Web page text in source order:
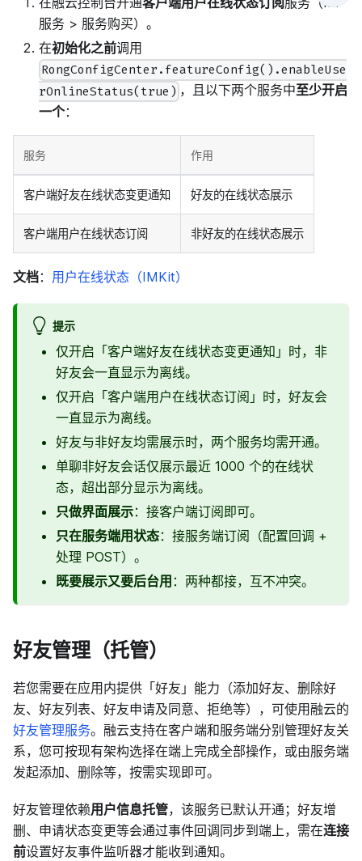
服务 > 服务购买）。
在初始化之前调用
RongConfigCenter.featureConfig().enableUse
rOnlineStatus(true) ，且以下两个服务中至少开启
一个：
服务 作用
客户端好友在线状态变更通知 好友的在线状态展示
客户端用户在线状态订阅 非好友的在线状态展示
文档： 用户在线状态（IMKit）
提示
仅开启「客户端好友在线状态变更通知」时，非
好友会一直显示为离线。
仅开启「客户端用户在线状态订阅」时，好友会
一直显示为离线。
好友与非好友均需展示时，两个服务均需开通。
单聊非好友会话仅展示最近 1000 个的在线状
态，超出部分显示为离线。
只做界面展示：接客户端订阅即可。
只在服务端用状态：接服务端订阅（配置回调 +
处理 POST）。
既要展示又要后台用 ：两种都接，互不冲突。
好友管理（托管）
若您需要在应用内提供「好友」能力（添加好友、删除好
友、好友列表、好友申请及同意、拒绝等），可使用融云的
好友管理服务。融云支持在客户端和服务端分别管理好友关
系，您可按现有架构选择在端上完成全部操作，或由服务端
发起添加、删除等，按需实现即可。
好友管理依赖用户信息托管，该服务已默认开通；好友增
删、申请状态变更等会通过事件回调同步到端上，需在连接
前设置好友事件监听器才能收到通知。